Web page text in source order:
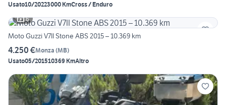
Usato10/20223000 KmCross / Enduro
6
Moto Guzzi V7II Stone ABS 2015 – 10.369 km
4.250 €Monza (MB)
Usato05/201510369 KmAltro